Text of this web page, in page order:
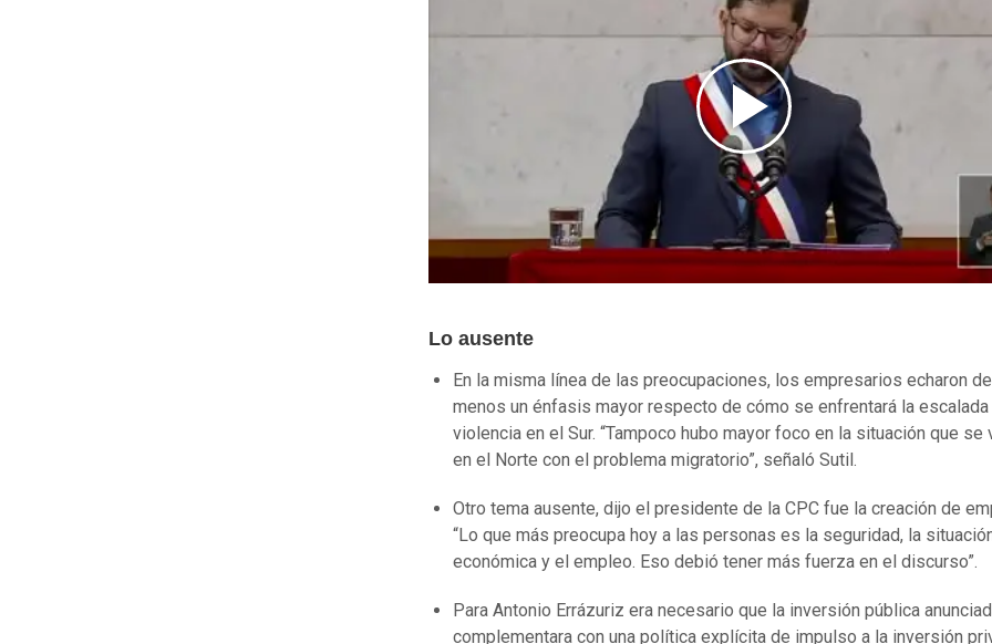
Lo ausente
En la misma línea de las preocupaciones, los empresarios echaron de
menos un énfasis mayor respecto de cómo se enfrentará la escalada
violencia en el Sur. “Tampoco hubo mayor foco en la situación que se
en el Norte con el problema migratorio”, señaló Sutil.
Otro tema ausente, dijo el presidente de la CPC fue la creación de
“Lo que más preocupa hoy a las personas es la seguridad, la
económica y el empleo. Eso debió tener más fuerza en el discurso”.
Para Antonio Errázuriz era necesario que la inversión pública
complementara con una política explícita de impulso a la inversión